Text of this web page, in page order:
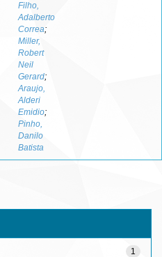
Filho,
Adalberto
Correa;
Miller,
Robert
Neil
Gerard;
Araujo,
Alderi
Emidio;
Pinho,
Danilo
Batista
1